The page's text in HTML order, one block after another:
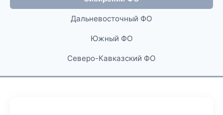
Дальневосточный ФО
Южный ФО
Северо-Кавказский ФО